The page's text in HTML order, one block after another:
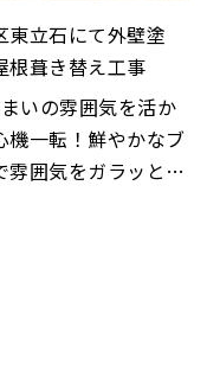
東立石にて外壁塗
根葺き替え工事
機一転！鮮やかなブ
雰囲気をガラッと変